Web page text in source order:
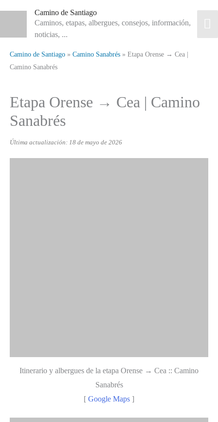
Camino de Santiago
Caminos, etapas, albergues, consejos, información,
noticias, ...
Camino de Santiago » Camino Sanabrés » Etapa Orense → Cea |
Camino Sanabrés
Etapa Orense → Cea | Camino
Sanabrés
Última actualización: 18 de mayo de 2026
Itinerario y albergues de la etapa Orense → Cea :: Camino
Sanabrés
[ Google Maps ]